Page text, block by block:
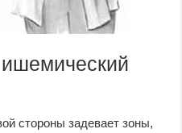
стороны задевает зоны,